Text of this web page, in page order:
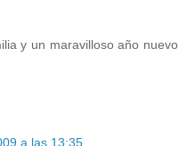
y un maravilloso año nuevo
a las 13:35